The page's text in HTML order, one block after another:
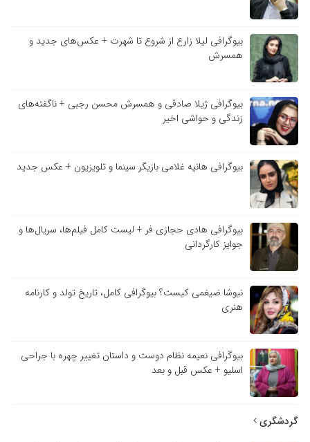
بیوگرافی لیلا زارع از شروع تا شهرت + عکس‌های جدید و
همسرش
بیوگرافی ژیلا صادقی و همسرش محسن رجبی + ناگفته‌های
زندگی و حواشی اخیر
بیوگرافی هانیه غلامی بازیگر سینما و تلویزیون + عکس جدید
بیوگرافی هادی حجازی فر + لیست کامل فیلم‌ها، سریال‌ها و
جوایز کارگردانی
نیوشا ضیغمی کیست؟ بیوگرافی کامل، تاریخ تولد و کارنامه
هنری
بیوگرافی نعیمه نظام دوست و داستان تغییر چهره با جراحی
اسلیو + عکس قبل و بعد
گردشگری